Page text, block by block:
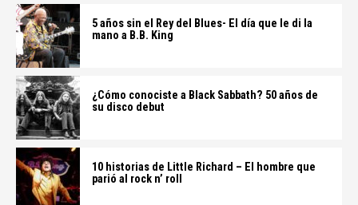
5 años sin el Rey del Blues- El día que le di la
mano a B.B. King
¿Cómo conociste a Black Sabbath? 50 años de
su disco debut
10 historias de Little Richard – El hombre que
parió al rock n’ roll